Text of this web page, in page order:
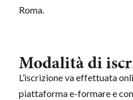
Roma.
Modalità di
L’iscrizione va effettuata
piattaforma e-formare e